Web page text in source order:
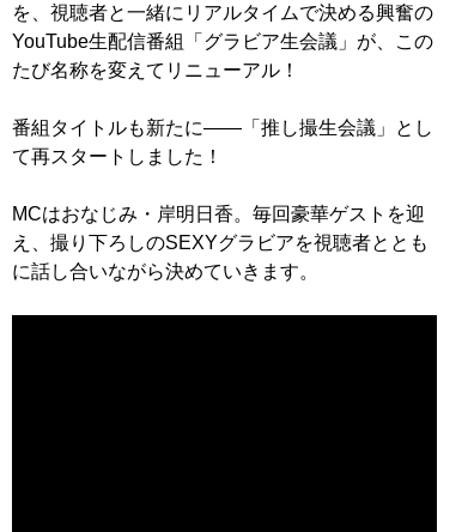
を、視聴者と一緒にリアルタイムで決める興奮の
YouTube生配信番組「グラビア生会議」が、この
たび名称を変えてリニューアル！
番組タイトルも新たに――「推し撮生会議」とし
て再スタートしました！
MCはおなじみ・岸明日香。毎回豪華ゲストを迎
え、撮り下ろしのSEXYグラビアを視聴者ととも
に話し合いながら決めていきます。